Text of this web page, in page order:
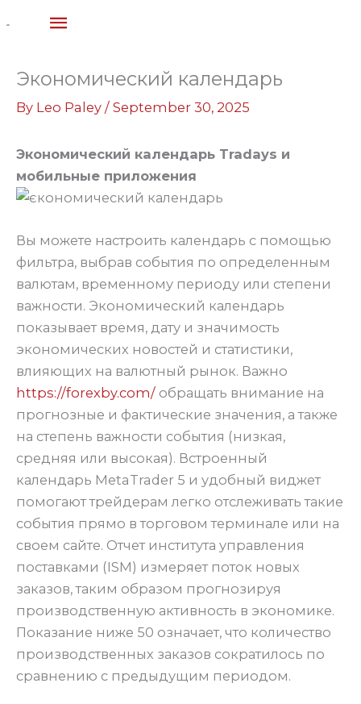
MAIN
Экономический календарь
By Leo Paley / September 30, 2025
Экономический календарь Tradays и
мобильные приложения
Вы можете настроить календарь с помощью
фильтра, выбрав события по определенным
валютам, временному периоду или степени
важности. Экономический календарь
показывает время, дату и значимость
экономических новостей и статистики,
влияющих на валютный рынок. Важно
https://forexby.com/ обращать внимание на
прогнозные и фактические значения, а также
на степень важности события (низкая,
средняя или высокая). Встроенный
календарь MetaTrader 5 и удобный виджет
помогают трейдерам легко отслеживать такие
события прямо в торговом терминале или на
своем сайте. Отчет института управления
поставками (ISM) измеряет поток новых
заказов, таким образом прогнозируя
производственную активность в экономике.
Показание ниже 50 означает, что количество
производственных заказов сократилось по
сравнению с предыдущим периодом.